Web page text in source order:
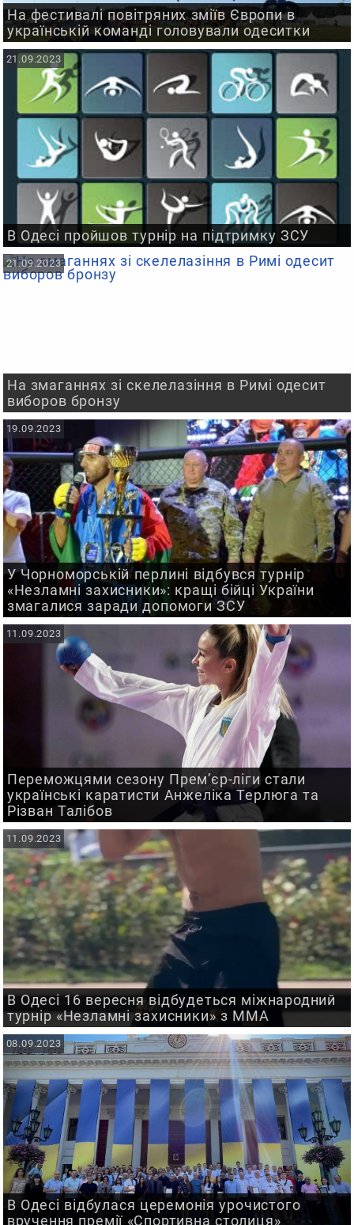
На фестивалі повітряних зміїв Європи в
українській команді головували одеситки
В Одесі пройшов турнір на підтримку ЗСУ
21.09.2023
На змаганнях зі скелелазіння в Римі одесит
виборов бронзу
21.09.2023
У Чорноморській перлині відбувся турнір
«Незламні захисники»: кращі бійці України
змагалися заради допомоги ЗСУ
19.09.2023
Переможцями сезону Прем’єр-ліги стали
українські каратисти Анжеліка Терлюга та
Різван Талібов
11.09.2023
В Одесі 16 вересня відбудеться міжнародний
турнір «Незламні захисники» з ММА
11.09.2023
В Одесі відбулася церемонія урочистого
вручення премії «Спортивна столиця»
08.09.2023